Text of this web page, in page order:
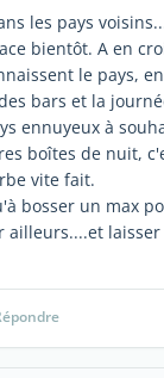
les pays
bientôt. A en
le pays,
bars et la
ennuyeux à
boîtes de nuit,
vite fait.
bosser un max
ailleurs....et